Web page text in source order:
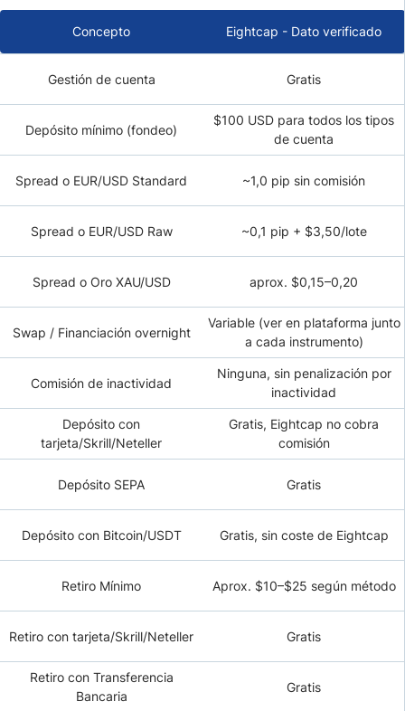
Concepto Eightcap - Dato verificado
Gestión de cuenta Gratis
Depósito mínimo (fondeo)
$100 USD para todos los tipos
de cuenta
Spread o EUR/USD Standard ~1,0 pip sin comisión
Spread o EUR/USD Raw ~0,1 pip + $3,50/lote
Spread o Oro XAU/USD aprox. $0,15–0,20
Swap / Financiación overnight
Variable (ver en plataforma junto
a cada instrumento)
Comisión de inactividad
Ninguna, sin penalización por
inactividad
Depósito con
tarjeta/Skrill/Neteller
Gratis, Eightcap no cobra
comisión
Depósito SEPA Gratis
Depósito con Bitcoin/USDT Gratis, sin coste de Eightcap
Retiro Mínimo Aprox. $10–$25 según método
Retiro con tarjeta/Skrill/Neteller Gratis
Retiro con Transferencia
Bancaria
Gratis